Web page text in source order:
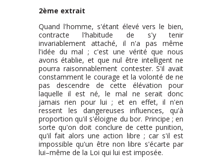
2ème extrait
Quand l'homme, s'étant élevé vers le bien,
contracte l'habitude de s'y tenir
invariablement attaché, il n'a pas même
l'idée du mal ; c'est une vérité que nous
avons établie, et que nul être intelligent ne
pourra raisonnablement contester. S'il avait
constamment le courage et la volonté de ne
pas descendre de cette élévation pour
laquelle il est né, le mal ne serait donc
jamais rien pour lui ; et en effet, il n'en
ressent les dangereuses influences, qu'à
proportion qu'il s'éloigne du bor. Principe ; en
sorte qu'on doit conclure de cette punition,
qu'il fait alors une action libre ; car s'il est
impossible qu'un être non libre s'écarte par
lui–même de la Loi qui lui est imposée.